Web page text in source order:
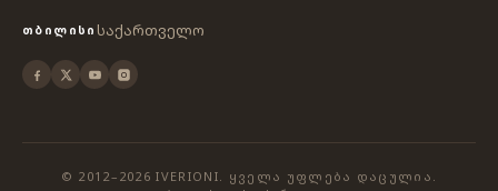
ᲗᲑᲘᲚᲘᲡᲘ საქართველო
© 2012–2026 IVERIONI. ᲧᲕᲔᲚᲐ ᲣᲤᲚᲔᲑᲐ ᲓᲐᲪᲣᲚᲘᲐ.